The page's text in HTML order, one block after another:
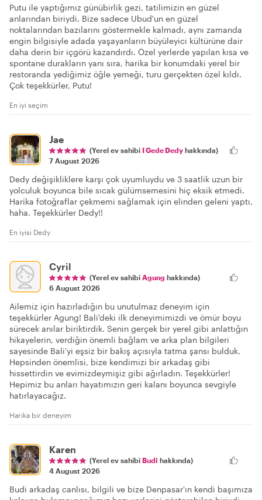
Putu ile yaptığımız günübirlik gezi, tatilimizin en güzel
anlarından biriydi. Bize sadece Ubud'un en güzel
noktalarından bazılarını göstermekle kalmadı, aynı zamanda
engin bilgisiyle adada yaşayanların büyüleyici kültürüne dair
daha derin bir içgörü kazandırdı. Özel yerlerde yapılan kısa ve
spontane durakların yanı sıra, harika bir konumdaki yerel bir
restoranda yediğimiz öğle yemeği, turu gerçekten özel kıldı.
Çok teşekkürler, Putu!
En iyi seçim
Jae
(Yerel ev sahibi I Gede Dedy hakkında)
7 August 2026
Dedy değişikliklere karşı çok uyumluydu ve 3 saatlik uzun bir
yolculuk boyunca bile sıcak gülümsemesini hiç eksik etmedi.
Harika fotoğraflar çekmemi sağlamak için elinden geleni yaptı,
haha. Teşekkürler Dedy!!
En iyisi Dedy
Cyril
(Yerel ev sahibi Agung hakkında)
6 August 2026
Ailemiz için hazırladığın bu unutulmaz deneyim için
teşekkürler Agung! Bali'deki ilk deneyimimizdi ve ömür boyu
sürecek anılar biriktirdik. Senin gerçek bir yerel gibi anlattığın
hikayelerin, verdiğin önemli bağlam ve arka plan bilgileri
sayesinde Bali'yi eşsiz bir bakış açısıyla tatma şansı bulduk.
Hepsinden önemlisi, bize kendimizi bir arkadaş gibi
hissettirdin ve evimizdeymişiz gibi ağırladın. Teşekkürler!
Hepimiz bu anları hayatımızın geri kalanı boyunca sevgiyle
hatırlayacağız.
Harika bir deneyim
Karen
(Yerel ev sahibi Budi hakkında)
4 August 2026
Budi arkadaş canlısı, bilgili ve bize Denpasar'ın kendi başımıza